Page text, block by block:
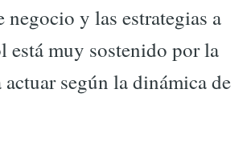
y las estrategias a
muy sostenido por la
según la dinámica de